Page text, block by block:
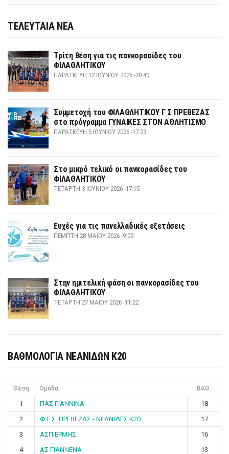
ΤΕΛΕΥΤΑΙΑ ΝΕΑ
Τρίτη θέση για τις πανκορασίδες του
ΦΙΛΑΘΛΗΤΙΚΟΥ
ΠΑΡΑΣΚΕΥΉ 12 ΙΟΥΝΊΟΥ 2026 -20:40
Συμμετοχή του ΦΙΛΑΘΛΗΤΙΚΟΥ Γ Σ ΠΡΕΒΕΖΑΣ
στο πρόγραμμα ΓΥΝΑΙΚΕΣ ΣΤΟΝ ΑΘΛΗΤΙΣΜΟ
ΠΑΡΑΣΚΕΥΉ 5 ΙΟΥΝΊΟΥ 2026 -17:23
Στο μικρό τελικό οι πανκορασίδες του
ΦΙΛΑΘΛΗΤΙΚΟΥ
ΤΕΤΆΡΤΗ 3 ΙΟΥΝΊΟΥ 2026 -17:15
Ευχές για τις πανελλαδικές εξετάσεις
ΠΈΜΠΤΗ 28 ΜΑΪ́ΟΥ 2026 -9:09
Στην ημιτελική φάση οι πανκορασίδες του
ΦΙΛΑΘΛΗΤΙΚΟΥ
ΤΕΤΆΡΤΗ 27 ΜΑΪ́ΟΥ 2026 -11:22
ΒΑΘΜΟΛΟΓΙΑ ΝΕΑΝΙΔΩΝ Κ20
Θέση Ομάδα ΒΑΘ.
1 ΠΑΣ ΓΙΑΝΝΙΝΑ
18
2
Φ.Γ.Σ. ΠΡΕΒΕΖΑΣ - ΝΕΑΝΙΔΕΣ Κ20
17
3
ΑΣΠ ΕΡΜΗΣ
16
4
ΑΣ ΓΙΑΝΝΕΝΑ
13